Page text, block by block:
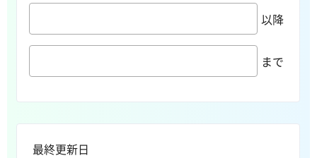
以降
まで
最終更新日